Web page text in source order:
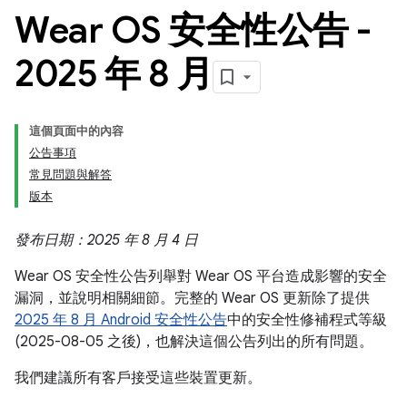
Wear OS 安全性公告 -
2025 年 8 月
這個頁面中的內容
公告事項
常見問題與解答
版本
發布日期：2025 年 8 月 4 日
Wear OS 安全性公告列舉對 Wear OS 平台造成影響的安全
漏洞，並說明相關細節。完整的 Wear OS 更新除了提供
2025 年 8 月 Android 安全性公告中的安全性修補程式等級
(2025-08-05 之後)，也解決這個公告列出的所有問題。
我們建議所有客戶接受這些裝置更新。